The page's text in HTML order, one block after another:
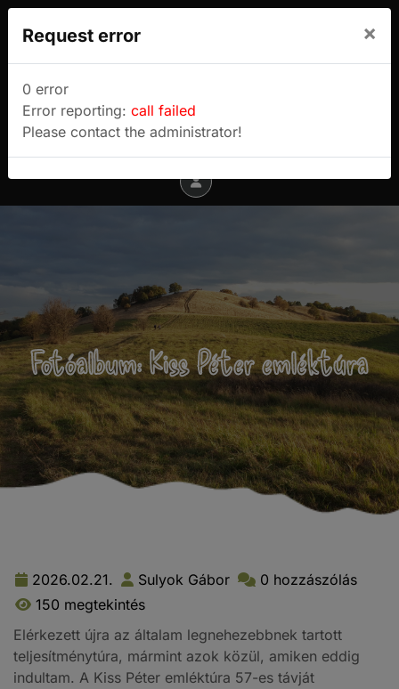
Sulyok Gábor túrablogja
Menu
Fotóalbum: Kiss Péter emléktúra
2026.02.21. Sulyok Gábor
0 hozzászólás
150 megtekintés
Elérkezett újra az általam legnehezebbnek tartott
teljesítménytúra, mármint azok közül, amiken eddig
indultam. A Kiss Péter emléktúra 57-es távját
Request error ×
0 error
Error reporting: call failed
Please contact the administrator!